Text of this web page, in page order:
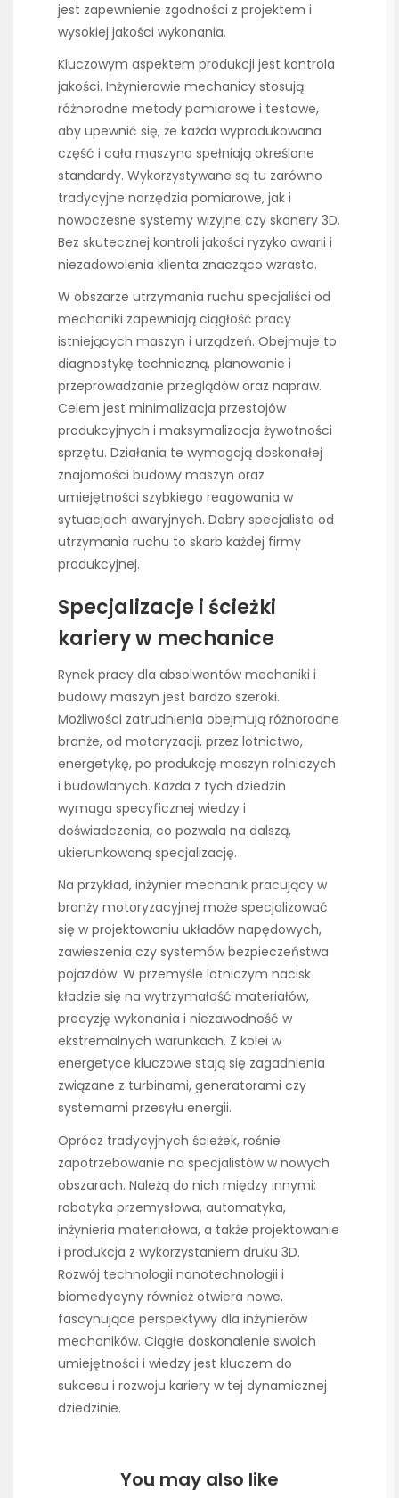
jest zapewnienie zgodności z projektem i
wysokiej jakości wykonania.
Kluczowym aspektem produkcji jest kontrola
jakości. Inżynierowie mechanicy stosują
różnorodne metody pomiarowe i testowe,
aby upewnić się, że każda wyprodukowana
część i cała maszyna spełniają określone
standardy. Wykorzystywane są tu zarówno
tradycyjne narzędzia pomiarowe, jak i
nowoczesne systemy wizyjne czy skanery 3D.
Bez skutecznej kontroli jakości ryzyko awarii i
niezadowolenia klienta znacząco wzrasta.
W obszarze utrzymania ruchu specjaliści od
mechaniki zapewniają ciągłość pracy
istniejących maszyn i urządzeń. Obejmuje to
diagnostykę techniczną, planowanie i
przeprowadzanie przeglądów oraz napraw.
Celem jest minimalizacja przestojów
produkcyjnych i maksymalizacja żywotności
sprzętu. Działania te wymagają doskonałej
znajomości budowy maszyn oraz
umiejętności szybkiego reagowania w
sytuacjach awaryjnych. Dobry specjalista od
utrzymania ruchu to skarb każdej firmy
produkcyjnej.
Specjalizacje i ścieżki
kariery w mechanice
Rynek pracy dla absolwentów mechaniki i
budowy maszyn jest bardzo szeroki.
Możliwości zatrudnienia obejmują różnorodne
branże, od motoryzacji, przez lotnictwo,
energetykę, po produkcję maszyn rolniczych
i budowlanych. Każda z tych dziedzin
wymaga specyficznej wiedzy i
doświadczenia, co pozwala na dalszą,
ukierunkowaną specjalizację.
Na przykład, inżynier mechanik pracujący w
branży motoryzacyjnej może specjalizować
się w projektowaniu układów napędowych,
zawieszenia czy systemów bezpieczeństwa
pojazdów. W przemyśle lotniczym nacisk
kładzie się na wytrzymałość materiałów,
precyzję wykonania i niezawodność w
ekstremalnych warunkach. Z kolei w
energetyce kluczowe stają się zagadnienia
związane z turbinami, generatorami czy
systemami przesyłu energii.
Oprócz tradycyjnych ścieżek, rośnie
zapotrzebowanie na specjalistów w nowych
obszarach. Należą do nich między innymi:
robotyka przemysłowa, automatyka,
inżynieria materiałowa, a także projektowanie
i produkcja z wykorzystaniem druku 3D.
Rozwój technologii nanotechnologii i
biomedycyny również otwiera nowe,
fascynujące perspektywy dla inżynierów
mechaników. Ciągłe doskonalenie swoich
umiejętności i wiedzy jest kluczem do
sukcesu i rozwoju kariery w tej dynamicznej
dziedzinie.
You may also like